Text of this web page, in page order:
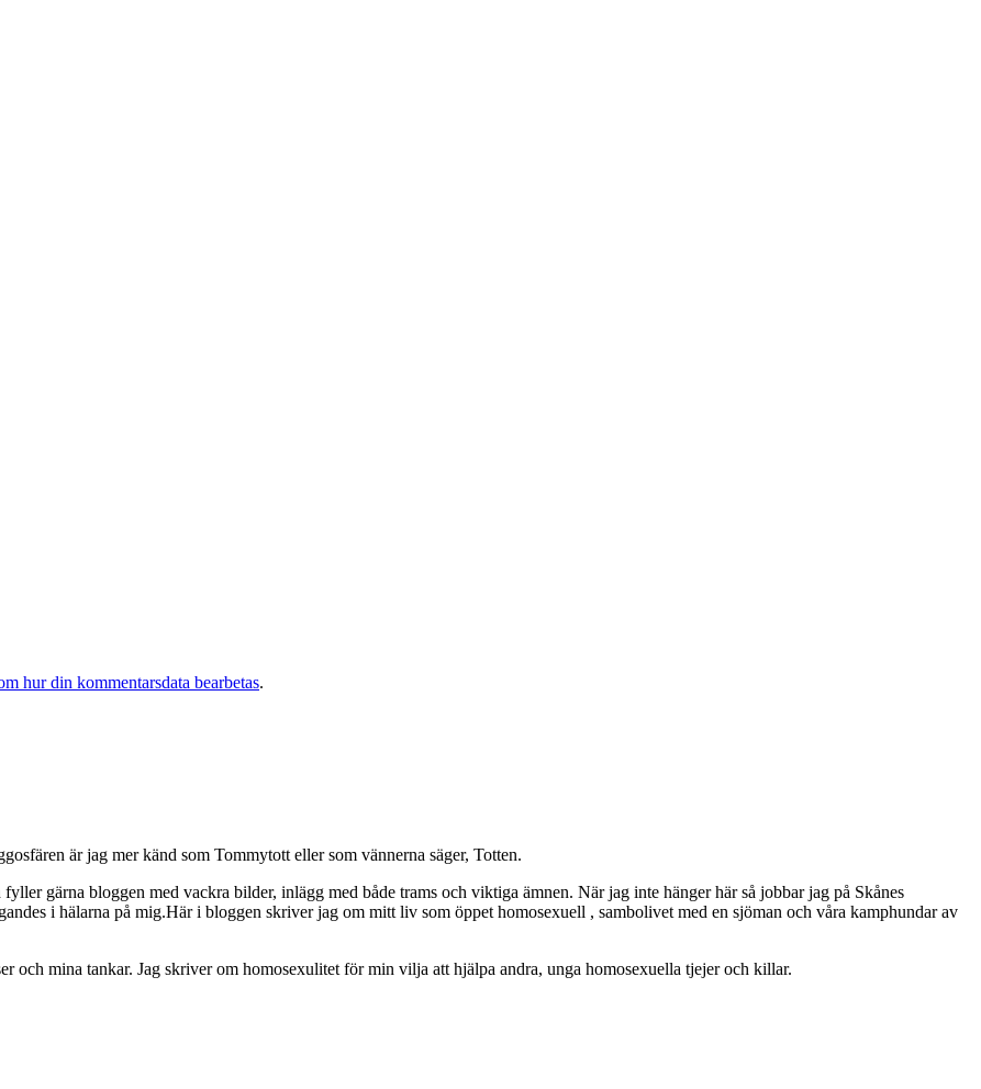
hur din kommentarsdata bearbetas.
är jag mer känd som Tommytott eller som vännerna säger, Totten.
gärna bloggen med vackra bilder, inlägg med både trams och viktiga ämnen. När jag inte hänger här så jobbar jag på Skånes
i hälarna på mig.Här i bloggen skriver jag om mitt liv som öppet homosexuell , sambolivet med en sjöman och våra kamphundar av
och mina tankar. Jag skriver om homosexulitet för min vilja att hjälpa andra, unga homosexuella tjejer och killar.